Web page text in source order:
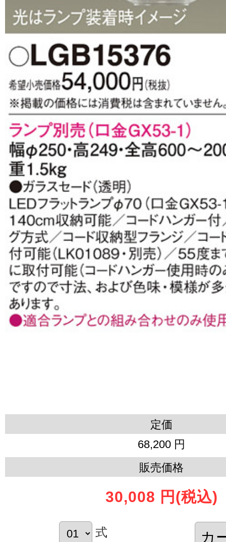
定価
68,200 円
販売価格
30,008 円 (税込)
式